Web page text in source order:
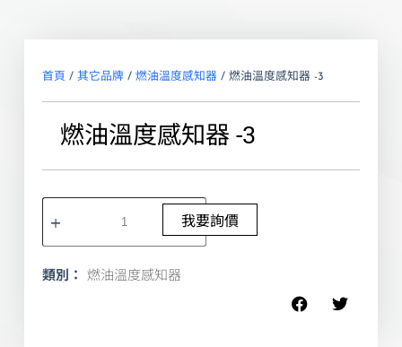
首頁 / 其它品牌/ 燃油溫度感知器 / 燃油溫度感知器 -3
燃油溫度感知器 -3
我要詢價
類別： 燃油溫度感知器